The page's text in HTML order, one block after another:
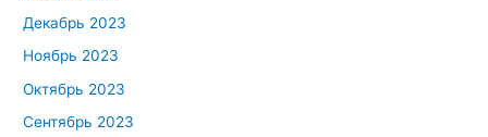
Декабрь 2023
Ноябрь 2023
Октябрь 2023
Сентябрь 2023